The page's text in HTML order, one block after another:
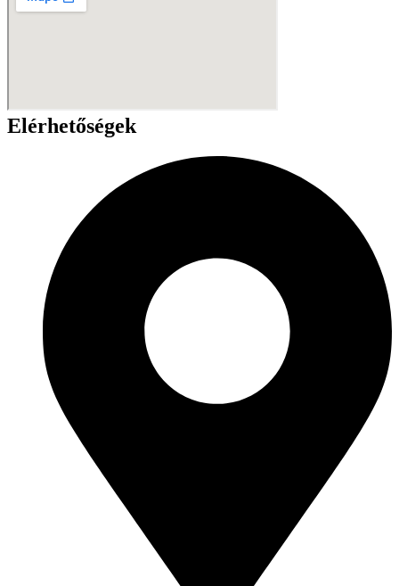
Elérhetőségek